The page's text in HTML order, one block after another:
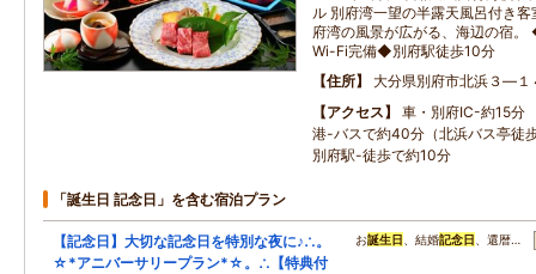
ル 別府湾一望の半露天風呂付き
府湾の風景が広がる、海辺の宿
Wi-Fi完備◆別府駅徒歩10分
住所
大分県別府市北浜３―
アクセス
車・別府IC-約15
港-バスで約40分（北浜バス亭
別府駅-徒歩で約10分
「誕生日 記念日」を含む宿泊プラン
【記念日】大切な記念日を特別な夜に♪∴。
☆*アニバーサリープラン*☆。∴【特典付
お誕生日 、結婚記念日 、還暦…